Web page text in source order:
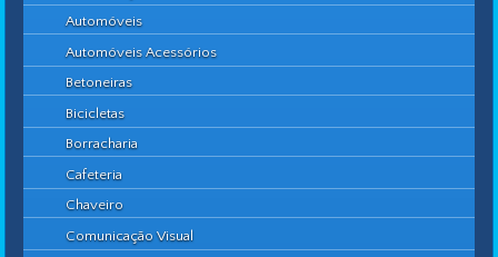
Automóveis
Automóveis Acessórios
Betoneiras
Bicicletas
Borracharia
Cafeteria
Chaveiro
Comunicação Visual